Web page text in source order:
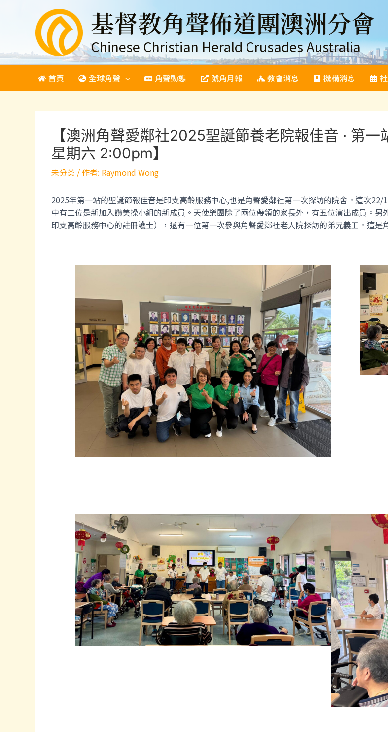
內
容
基督教角聲佈道團澳洲分會
Chinese Christian Herald Crusades Australia
首頁 全球角聲 角聲動態 號角月報 教會消息 機構消息
【澳洲角聲愛鄰社2025聖誕節養老院報佳音 · 第
星期六 2:00pm】
未分类 / 作者: Raymond Wong
2025年第一站的聖誕節報佳音是印支高齡服務中心,也是角聲愛鄰社第一次探訪的院舍。這次
中有二位是新加入讚美操小組的新成員。天使樂團除了兩位帶領的家長外，有五位演出成員。
印支高齡服務中心的註冊護士），還有一位第一次參與角聲愛鄰社老人院探訪的弟兄義工。這